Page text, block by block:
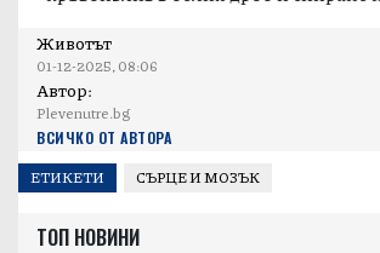
Животът
01-12-2025, 08:06
Автор:
Plevenutre.bg
ВСИЧКО ОТ АВТОРА
ЕТИКЕТИ СЪРЦЕ И МОЗЪК
ТОП НОВИНИ